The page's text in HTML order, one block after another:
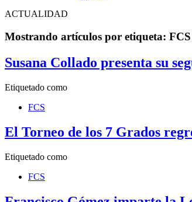
ACTUALIDAD
Mostrando artículos por etiqueta: FCS
Susana Collado presenta su
Etiquetado como
FCS
El Torneo de los 7 Grados
Etiquetado como
FCS